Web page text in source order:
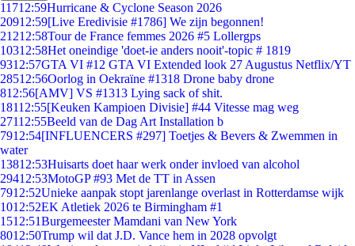
11712:59Hurricane & Cyclone Season 2026
20912:59[Live Eredivisie #1786] We zijn begonnen!
21212:58Tour de France femmes 2026 #5 Lollergps
10312:58Het oneindige 'doet-ie anders nooit'-topic # 1819
9312:57GTA VI #12 GTA VI Extended look 27 Augustus Netflix/YT
28512:56Oorlog in Oekraïne #1318 Drone baby drone
812:56[AMV] VS #1313 Lying sack of shit.
18112:55[Keuken Kampioen Divisie] #44 Vitesse mag weg
27112:55Beeld van de Dag Art Installation b
7912:54[INFLUENCERS #297] Toetjes & Bevers & Zwemmen in
water
13812:53Huisarts doet haar werk onder invloed van alcohol
29412:53MotoGP #93 Met de TT in Assen
7912:52Unieke aanpak stopt jarenlange overlast in Rotterdamse wijk
1012:52EK Atletiek 2026 te Birmingham #1
1512:51Burgemeester Mamdani van New York
8012:50Trump wil dat J.D. Vance hem in 2028 opvolgt